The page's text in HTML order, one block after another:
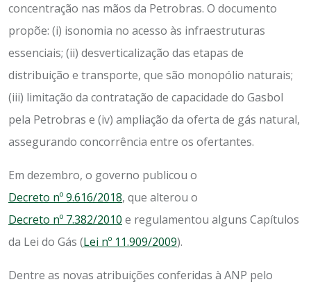
concentração nas mãos da Petrobras. O documento
propõe: (i) isonomia no acesso às infraestruturas
essenciais; (ii) desverticalização das etapas de
distribuição e transporte, que são monopólio naturais;
(iii) limitação da contratação de capacidade do Gasbol
pela Petrobras e (iv) ampliação da oferta de gás natural,
assegurando concorrência entre os ofertantes.
Em dezembro, o governo publicou o
Decreto nº 9.616/2018, que alterou o
Decreto nº 7.382/2010 e regulamentou alguns Capítulos
da Lei do Gás (Lei nº 11.909/2009).
Dentre as novas atribuições conferidas à ANP pelo